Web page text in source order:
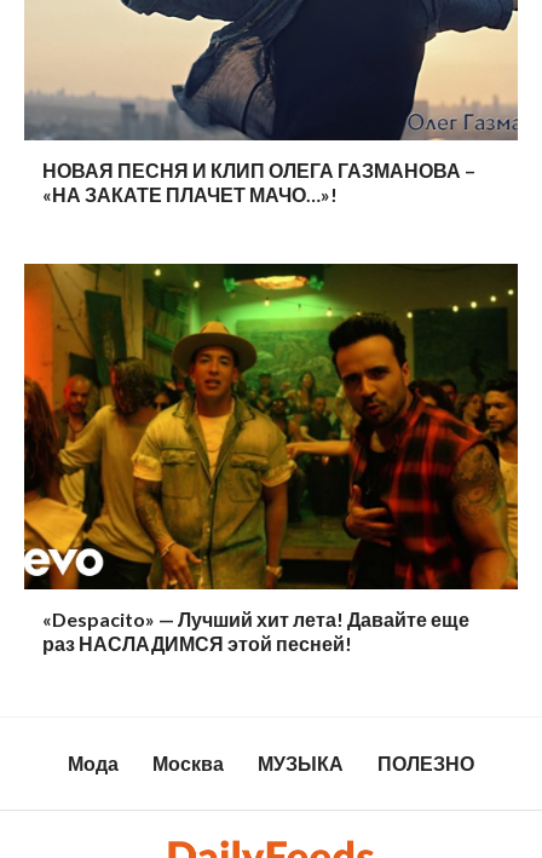
НОВАЯ ПЕСНЯ И КЛИП ОЛЕГА ГАЗМАНОВА –
«НА ЗАКАТЕ ПЛАЧЕТ МАЧО…»!
«Despacito» — Лучший хит лета! Давайте еще
раз НАСЛАДИМСЯ этой песней!
Мода Москва МУЗЫКА ПОЛЕЗНО